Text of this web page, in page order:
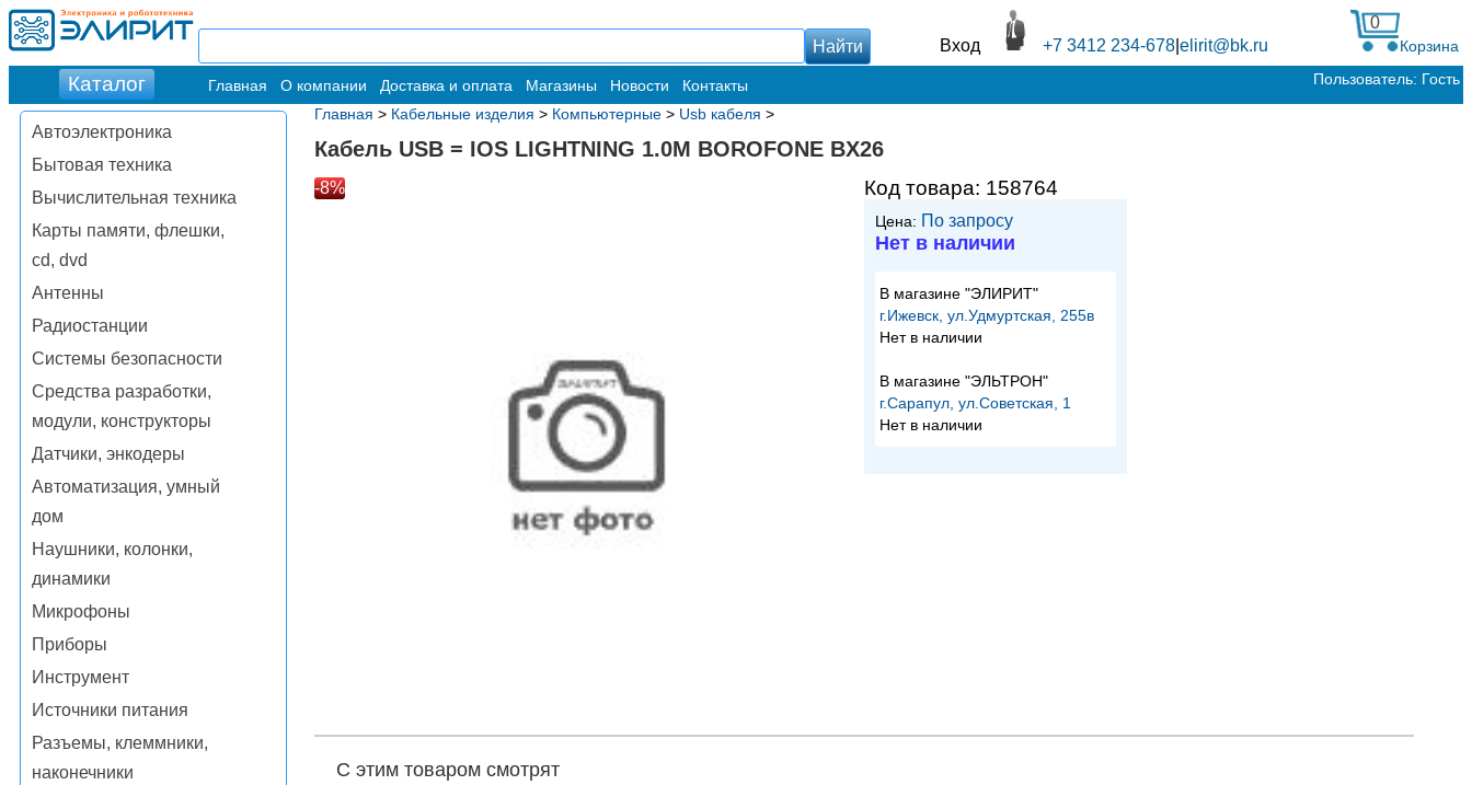
Вход +7 3412 234-678 elirit@bk.ru
0
Корзина
Главная О компании Доставка и оплата Магазины Новости Контакты Пользователь: Гость
Автоэлектроника
Бытовая техника
Вычислительная техника
Карты памяти, флешки,
cd, dvd
Антенны
Радиостанции
Системы безопасности
Средства разработки,
модули, конструкторы
Датчики, энкодеры
Автоматизация, умный
дом
Наушники, колонки,
динамики
Микрофоны
Приборы
Инструмент
Источники питания
Разъемы, клеммники,
наконечники
Главная > Кабельные изделия > Компьютерные > Usb кабеля >
Кабель USB = IOS LIGHTNING 1.0M BOROFONE BX26
-8% Код товара: 158764
Цена: По запросу
Нет в наличии
В магазине "ЭЛИРИТ"
г.Ижевск, ул.Удмуртская, 255в
Нет в наличии
В магазине "ЭЛЬТРОН"
г.Сарапул, ул.Советская, 1
Нет в наличии
С этим товаром смотрят